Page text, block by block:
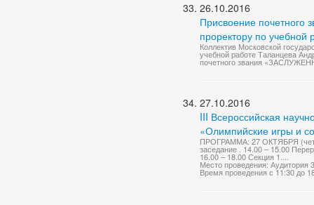
26.10.2016
Присвоение почетного
проректору по
Коллектив Московской
учебной работе Таланцева
почетного звания
27.10.2016
III Всероссийская
«Олимпийские игры и
ПРОГРАММА: 27 ОКТЯБРЯ
заседание . 14.00 – 15.00
16.00 – 18.00 Секция 1....
Место проведения: Аудитория
Время проведения с 11:30 до